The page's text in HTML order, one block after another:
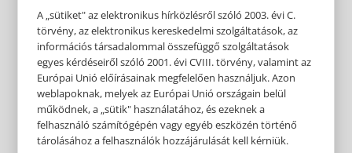
A „sütiket" az elektronikus hírközlésről szóló 2003. évi C.
törvény, az elektronikus kereskedelmi szolgáltatások, az
információs társadalommal összefüggő szolgáltatások
egyes kérdéseiről szóló 2001. évi CVIII. törvény, valamint az
Európai Unió előírásainak megfelelően használjuk. Azon
weblapoknak, melyek az Európai Unió országain belül
működnek, a „sütik" használatához, és ezeknek a
felhasználó számítógépén vagy egyéb eszközén történő
tárolásához a felhasználók hozzájárulását kell kérniük.